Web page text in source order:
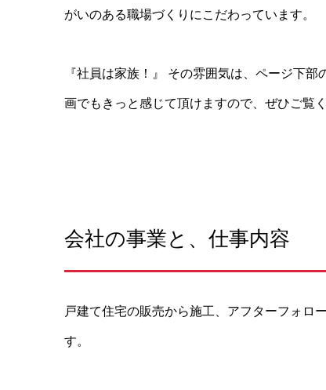
がいのある職場づくりにこだわっています。
『社員は家族！』 その雰囲気は、ページ下
画でもきっと感じて頂けますので、ぜひご覧く
会社の事業と、仕事内容
戸建て住宅の販売から施工、アフターフォロ
す。